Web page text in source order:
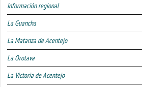
Información regional
La Guancha
La Matanza de Acentejo
La Orotava
La Victoria de Acentejo